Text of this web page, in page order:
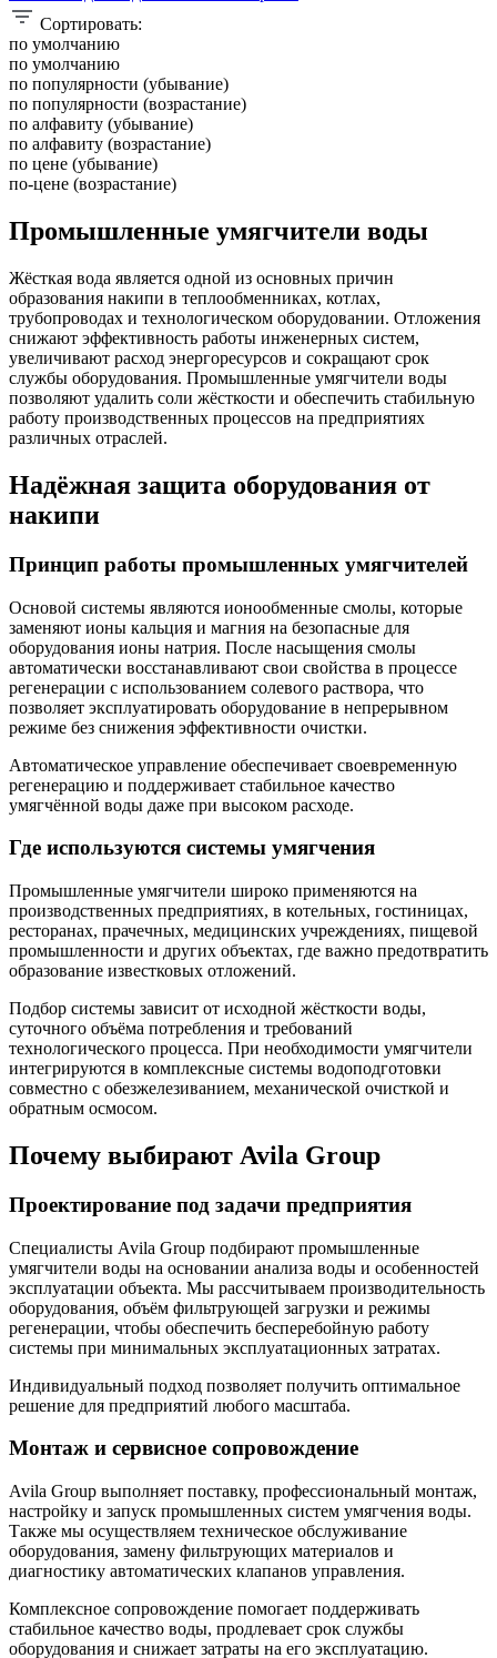
Сортировать:
по умолчанию
по умолчанию
по популярности (убывание)
по популярности (возрастание)
по алфавиту (убывание)
по алфавиту (возрастание)
по цене (убывание)
по-цене (возрастание)
Промышленные умягчители воды
Жёсткая вода является одной из основных причин
образования накипи в теплообменниках, котлах,
трубопроводах и технологическом оборудовании. Отложения
снижают эффективность работы инженерных систем,
увеличивают расход энергоресурсов и сокращают срок
службы оборудования. Промышленные умягчители воды
позволяют удалить соли жёсткости и обеспечить стабильную
работу производственных процессов на предприятиях
различных отраслей.
Надёжная защита оборудования от
накипи
Принцип работы промышленных умягчителей
Основой системы являются ионообменные смолы, которые
заменяют ионы кальция и магния на безопасные для
оборудования ионы натрия. После насыщения смолы
автоматически восстанавливают свои свойства в процессе
регенерации с использованием солевого раствора, что
позволяет эксплуатировать оборудование в непрерывном
режиме без снижения эффективности очистки.
Автоматическое управление обеспечивает своевременную
регенерацию и поддерживает стабильное качество
умягчённой воды даже при высоком расходе.
Где используются системы умягчения
Промышленные умягчители широко применяются на
производственных предприятиях, в котельных, гостиницах,
ресторанах, прачечных, медицинских учреждениях, пищевой
промышленности и других объектах, где важно предотвратить
образование известковых отложений.
Подбор системы зависит от исходной жёсткости воды,
суточного объёма потребления и требований
технологического процесса. При необходимости умягчители
интегрируются в комплексные системы водоподготовки
совместно с обезжелезиванием, механической очисткой и
обратным осмосом.
Почему выбирают Avila Group
Проектирование под задачи предприятия
Специалисты Avila Group подбирают промышленные
умягчители воды на основании анализа воды и особенностей
эксплуатации объекта. Мы рассчитываем производительность
оборудования, объём фильтрующей загрузки и режимы
регенерации, чтобы обеспечить бесперебойную работу
системы при минимальных эксплуатационных затратах.
Индивидуальный подход позволяет получить оптимальное
решение для предприятий любого масштаба.
Монтаж и сервисное сопровождение
Avila Group выполняет поставку, профессиональный монтаж,
настройку и запуск промышленных систем умягчения воды.
Также мы осуществляем техническое обслуживание
оборудования, замену фильтрующих материалов и
диагностику автоматических клапанов управления.
Комплексное сопровождение помогает поддерживать
стабильное качество воды, продлевает срок службы
оборудования и снижает затраты на его эксплуатацию.